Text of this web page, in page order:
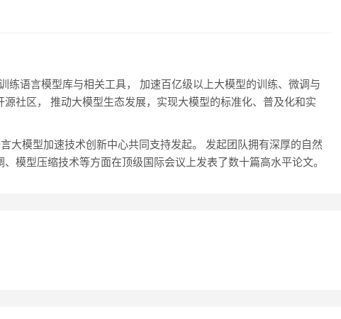
练语言模型库与相关工具， 加速百亿级以上大模型的训练、微调与
社区， 推动大模型生态发展，实现大模型的标准化、普及化和实
大模型加速技术创新中心共同支持发起。 发起团队拥有深厚的自然
模型压缩技术等方面在顶级国际会议上发表了数十篇高水平论文。